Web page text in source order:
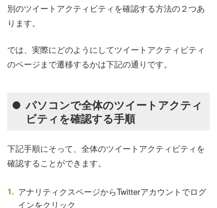
別のツイートアクティビティを確認する方法の２つあ
ります。
では、実際にどのようにしてツイートアクティビティ
のページまで遷移するかは下記の通りです。
パソコンで全体のツイートアクティ
ビティを確認する手順
下記手順にそって、全体のツイートアクティビティを
確認することができます。
アナリティクスページからTwitterアカウントでログ
インをクリック